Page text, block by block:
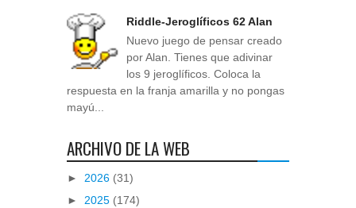
Riddle-Jeroglíficos 62 Alan
Nuevo juego de pensar creado
por Alan. Tienes que adivinar
los 9 jeroglíficos. Coloca la
respuesta en la franja amarilla y no pongas
mayú...
ARCHIVO DE LA WEB
► 2026 (31)
► 2025 (174)